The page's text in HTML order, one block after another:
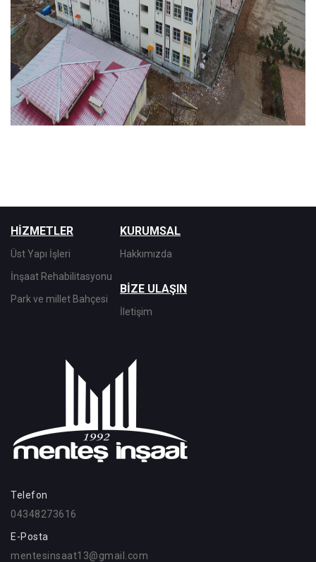
HİZMETLER
Üst Yapı İşleri
İnşaat Rehabilitasyonu
Park ve millet Bahçesi
KURUMSAL
Hakkımızda
BİZE ULAŞIN
İletişim
Telefon
04348273616
E-Posta
mentesinsaat13@gmail.com